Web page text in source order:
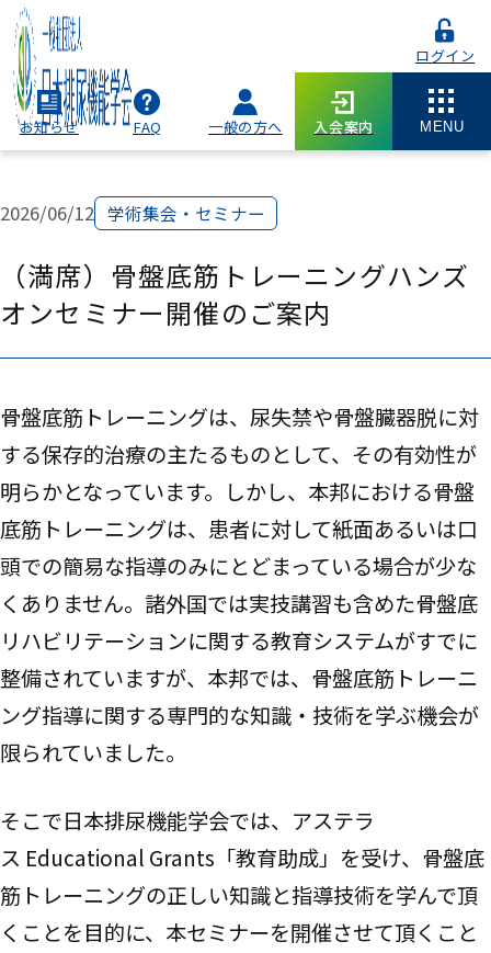
ログイン
お知らせ FAQ 一般の方へ 入会案内 MENU
2026/06/12 学術集会・セミナー
（満席）骨盤底筋トレーニングハンズ
オンセミナー開催のご案内
骨盤底筋トレーニングは、尿失禁や骨盤臓器脱に対
する保存的治療の主たるものとして、その有効性が
明らかとなっています。しかし、本邦における骨盤
底筋トレーニングは、患者に対して紙面あるいは口
頭での簡易な指導のみにとどまっている場合が少な
くありません。諸外国では実技講習も含めた骨盤底
リハビリテーションに関する教育システムがすでに
整備されていますが、本邦では、骨盤底筋トレーニ
ング指導に関する専門的な知識・技術を学ぶ機会が
限られていました。
そこで日本排尿機能学会では、アステラ
ス Educational Grants「教育助成」を受け、骨盤底
筋トレーニングの正しい知識と指導技術を学んで頂
くことを目的に、本セミナーを開催させて頂くこと